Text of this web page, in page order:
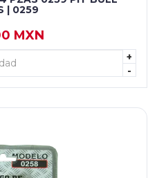
| 0259
MXN
+
-